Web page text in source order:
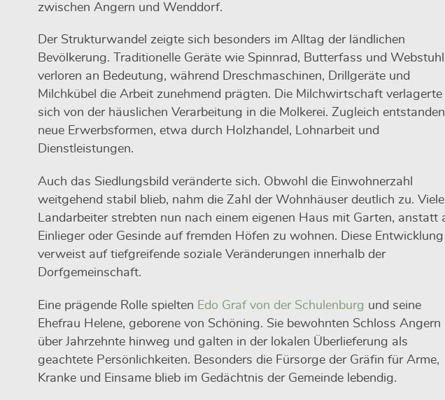
zwischen Angern und Wenddorf.
Der Strukturwandel zeigte sich besonders im Alltag der ländlichen
Bevölkerung. Traditionelle Geräte wie Spinnrad, Butterfass und Webstuhl
verloren an Bedeutung, während Dreschmaschinen, Drillgeräte und
Milchkübel die Arbeit zunehmend prägten. Die Milchwirtschaft verlagerte
sich von der häuslichen Verarbeitung in die Molkerei. Zugleich entstanden
neue Erwerbsformen, etwa durch Holzhandel, Lohnarbeit und
Dienstleistungen.
Auch das Siedlungsbild veränderte sich. Obwohl die Einwohnerzahl
weitgehend stabil blieb, nahm die Zahl der Wohnhäuser deutlich zu. Viele
Landarbeiter strebten nun nach einem eigenen Haus mit Garten, anstatt
Einlieger oder Gesinde auf fremden Höfen zu wohnen. Diese Entwicklung
verweist auf tiefgreifende soziale Veränderungen innerhalb der
Dorfgemeinschaft.
Eine prägende Rolle spielten Edo Graf von der Schulenburg und seine
Ehefrau Helene, geborene von Schöning. Sie bewohnten Schloss Angern
über Jahrzehnte hinweg und galten in der lokalen Überlieferung als
geachtete Persönlichkeiten. Besonders die Fürsorge der Gräfin für Arme,
Kranke und Einsame blieb im Gedächtnis der Gemeinde lebendig.